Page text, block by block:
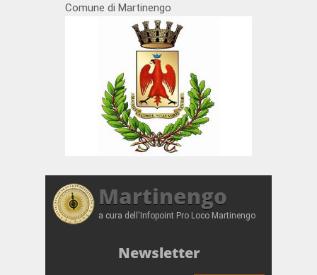
Comune di Martinengo
Martinengo
a cura dell'Infopoint Pro Loco Martinengo
Newsletter